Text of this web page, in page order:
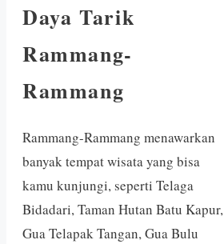
Daya Tarik
Rammang-
Rammang
Rammang-Rammang menawarkan
banyak tempat wisata yang bisa
kamu kunjungi, seperti Telaga
Bidadari, Taman Hutan Batu Kapur,
Gua Telapak Tangan, Gua Bulu